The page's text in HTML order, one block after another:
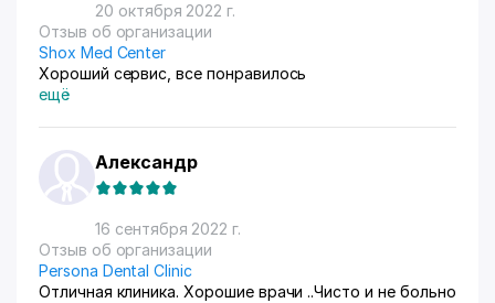
20 октября 2022 г.
Отзыв об организации
Shox Med Center
Хороший сервис, все понравилось
ещё
Александр
16 сентября 2022 г.
Отзыв об организации
Persona Dental Clinic
Отличная клиника. Хорошие врачи ..Чисто и не больно